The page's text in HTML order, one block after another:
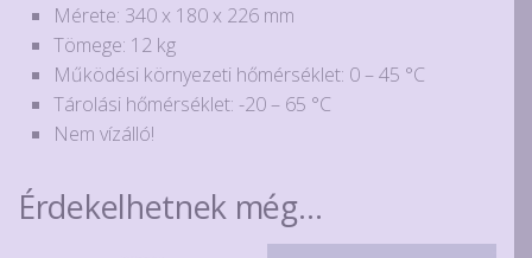
Mérete: 340 x 180 x 226 mm
Tömege: 12 kg
Működési környezeti hőmérséklet: 0 – 45 °C
Tárolási hőmérséklet: -20 – 65 °C
Nem vízálló!
Érdekelhetnek még…